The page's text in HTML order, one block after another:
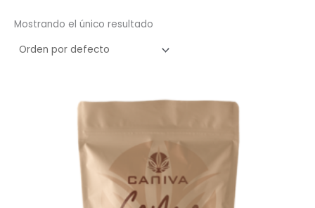
Mostrando el único resultado